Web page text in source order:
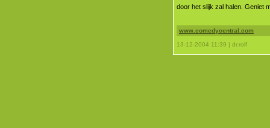
door het slijk zal halen. Geniet
www.comedycentral.com
13-12-2004 11:39 | dr.rolf